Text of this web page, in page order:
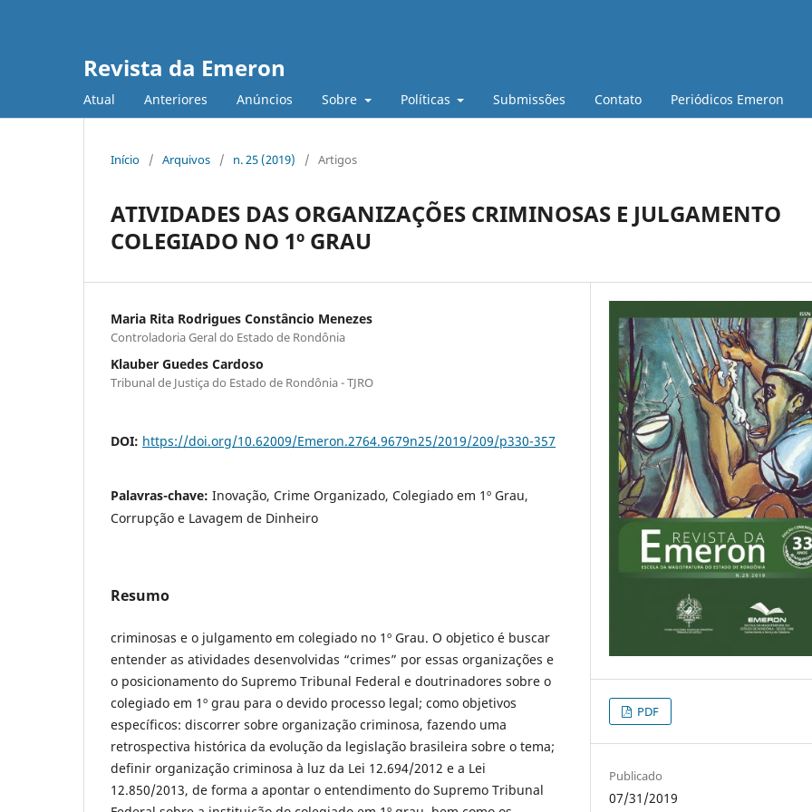
Revista da Emeron
Atual Anteriores Anúncios Sobre Políticas Submissões Contato Periódicos Emeron
Início / Arquivos / n. 25 (2019) / Artigos
ATIVIDADES DAS ORGANIZAÇÕES CRIMINOSAS E JULGAMENTO
COLEGIADO NO 1º GRAU
Maria Rita Rodrigues Constâncio Menezes
Controladoria Geral do Estado de Rondônia
Klauber Guedes Cardoso
Tribunal de Justiça do Estado de Rondônia - TJRO
DOI: https://doi.org/10.62009/Emeron.2764.9679n25/2019/209/p330-357
Palavras-chave: Inovação, Crime Organizado, Colegiado em 1º Grau,
Corrupção e Lavagem de Dinheiro
Resumo
criminosas e o julgamento em colegiado no 1º Grau. O objetico é buscar
entender as atividades desenvolvidas “crimes” por essas organizações e
o posicionamento do Supremo Tribunal Federal e doutrinadores sobre o
colegiado em 1º grau para o devido processo legal; como objetivos
específicos: discorrer sobre organização criminosa, fazendo uma
retrospectiva histórica da evolução da legislação brasileira sobre o tema;
definir organização criminosa à luz da Lei 12.694/2012 e a Lei
12.850/2013, de forma a apontar o entendimento do Supremo Tribunal
PDF
Publicado
07/31/2019